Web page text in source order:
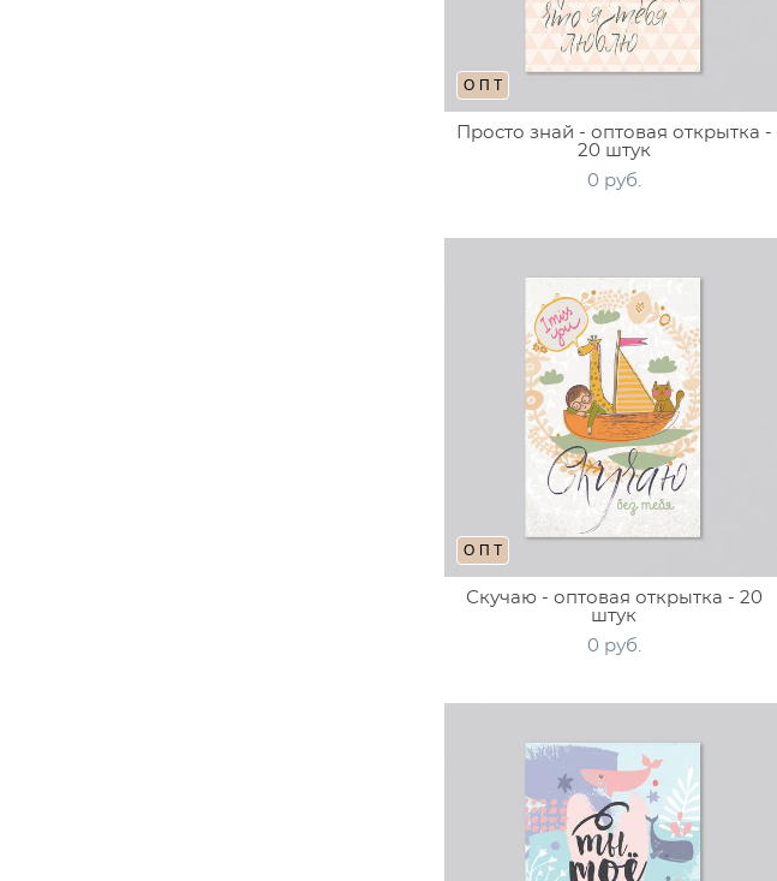
ОПТ
Просто знай - оптовая открытка -
20 штук
0 pуб.
ОПТ
Скучаю - оптовая открытка - 20
штук
0 pуб.